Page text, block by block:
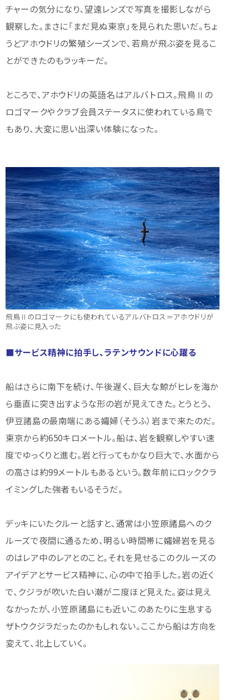
チャーの気分になり、望遠レンズで写真を撮影しながら
観察した。まさに「まだ見ぬ東京」を見られた思いだ。ちょ
うどアホウドリの繁殖シーズンで、若鳥が飛ぶ姿を見るこ
とができたのもラッキーだ。
ところで、アホウドリの英語名はアルバトロス。飛鳥Ⅱの
ロゴマークやクラブ会員ステータスに使われている鳥で
もあり、大変に思い出深い体験になった。
飛鳥Ⅱのロゴマークにも使われているアルバトロス＝アホウドリが
飛ぶ姿に見入った
■サービス精神に拍手し、ラテンサウンドに心躍る
船はさらに南下を続け、午後遅く、巨大な鯨がヒレを海か
ら垂直に突き出すような形の岩が見えてきた。とうとう、
伊豆諸島の最南端にある孀婦（そうふ）岩まで来たのだ。
東京から約650キロメートル。船は、岩を観察しやすい速
度でゆっくりと進む。岩と行ってもかなり巨大で、水面から
の高さは約99メートルもあるという。数年前にロッククラ
イミングした強者もいるそうだ。
デッキにいたクルーと話すと、通常は小笠原諸島へのク
ルーズで夜間に通るため、明るい時間帯に孀婦岩を見る
のはレア中のレアとのこと。それを見せるこのクルーズの
アイデアとサービス精神に、心の中で拍手した。岩の近く
で、クジラが吹いた白い潮が二度ほど見えた。姿は見え
なかったが、小笠原諸島にも近いこのあたりに生息する
ザトウクジラだったのかもしれない。ここから船は方向を
変えて、北上していく。